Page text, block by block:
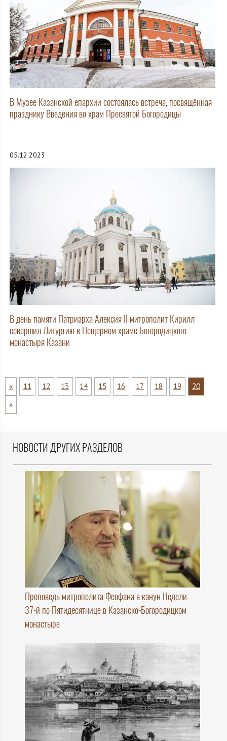
В Музее Казанской епархии состоялась встреча, посвящённая
празднику Введения во храм Пресвятой Богородицы
05.12.2023
В день памяти Патриарха Алексия II митрополит Кирилл
совершил Литургию в Пещерном храме Богородицкого
монастыря Казани
« 11 12 13 14 15 16 17 18 19
20
»
НОВОСТИ ДРУГИХ РАЗДЕЛОВ
Проповедь митрополита Феофана в канун Недели
37-й по Пятидесятнице в Казанско-Богородицком
монастыре